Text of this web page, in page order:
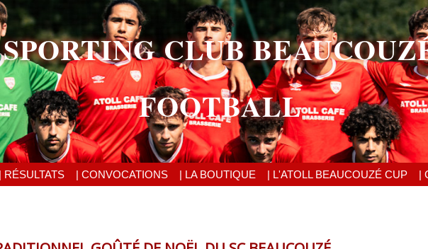
SPORTING CLUB
FOOTBALL
| RÉSULTATS | CONVOCATIONS | LA BOUTIQUE | L'ATOLL BEAUCOUZÉ CUP |